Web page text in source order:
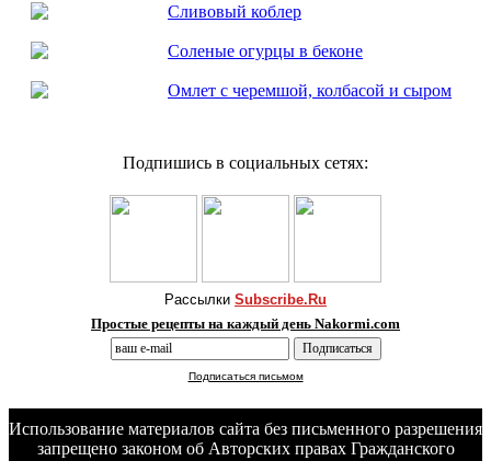
Сливовый коблер
Соленые огурцы в беконе
Омлет с черемшой, колбасой и сыром
Подпишись в социальных сетях:
Рассылки Subscribe.Ru
Простые рецепты на каждый день Nakormi.com
Подписаться письмом
Использование материалов сайта без письменного разрешения
запрещено законом об Авторских правах Гражданского